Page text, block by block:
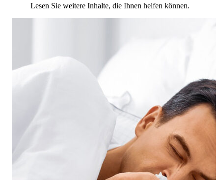
Lesen Sie weitere Inhalte, die Ihnen helfen können.